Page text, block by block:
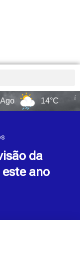
14°C 9
da
ano